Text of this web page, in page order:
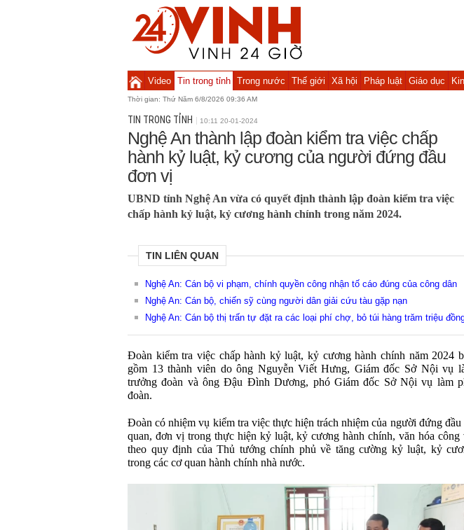
Video Tin trong tỉnh Trong nước Thế giới Xã hội Pháp luật Giáo dục
Thời gian: Thứ Năm 6/8/2026 09:36 AM
TIN TRONG TỈNH 10:11 20-01-2024
Nghệ An thành lập đoàn kiểm tra việc chấp
hành kỷ luật, kỷ cương của người đứng đầu
đơn vị
UBND tỉnh Nghệ An vừa có quyết định thành lập đoàn kiểm tra việc
chấp hành kỷ luật, kỷ cương hành chính trong năm 2024.
TIN LIÊN QUAN
Nghệ An: Cán bộ vi phạm, chính quyền công nhận tố cáo đúng của công dân
Nghệ An: Cán bộ, chiến sỹ cùng người dân giải cứu tàu gặp nạn
Nghệ An: Cán bộ thị trấn tự đặt ra các loại phí chợ, bỏ túi hàng trăm triệu
Đoàn kiểm tra việc chấp hành kỷ luật, kỷ cương hành chính năm 2024
gồm 13 thành viên do ông Nguyễn Viết Hưng, Giám đốc Sở Nội vụ
trưởng đoàn và ông Đậu Đình Dương, phó Giám đốc Sở Nội vụ làm
đoàn.
Đoàn có nhiệm vụ kiểm tra việc thực hiện trách nhiệm của người đứng đầu
quan, đơn vị trong thực hiện kỷ luật, kỷ cương hành chính, văn hóa công
theo quy định của Thủ tướng chính phủ về tăng cường kỷ luật, kỷ
trong các cơ quan hành chính nhà nước.